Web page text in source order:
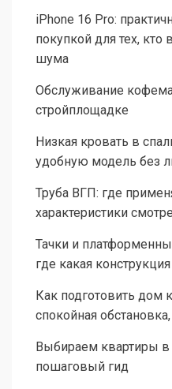
iPhone 16 Pro:
покупкой для тех,
шума
Обслуживание
стройплощадке
Низкая кровать в
удобную модель без
Труба ВГП: где
характеристики
Тачки и
где какая
Как подготовить дом
спокойная
Выбираем квартиры в
пошаговый гид